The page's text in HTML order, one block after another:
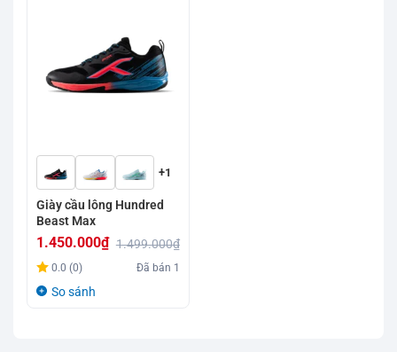
+1
Giày cầu lông Hundred
Beast Max
1.499.000₫
Giá
gốc
1.450.000₫
Giá
hiện
0.0 (0) Đã bán 1
So sánh